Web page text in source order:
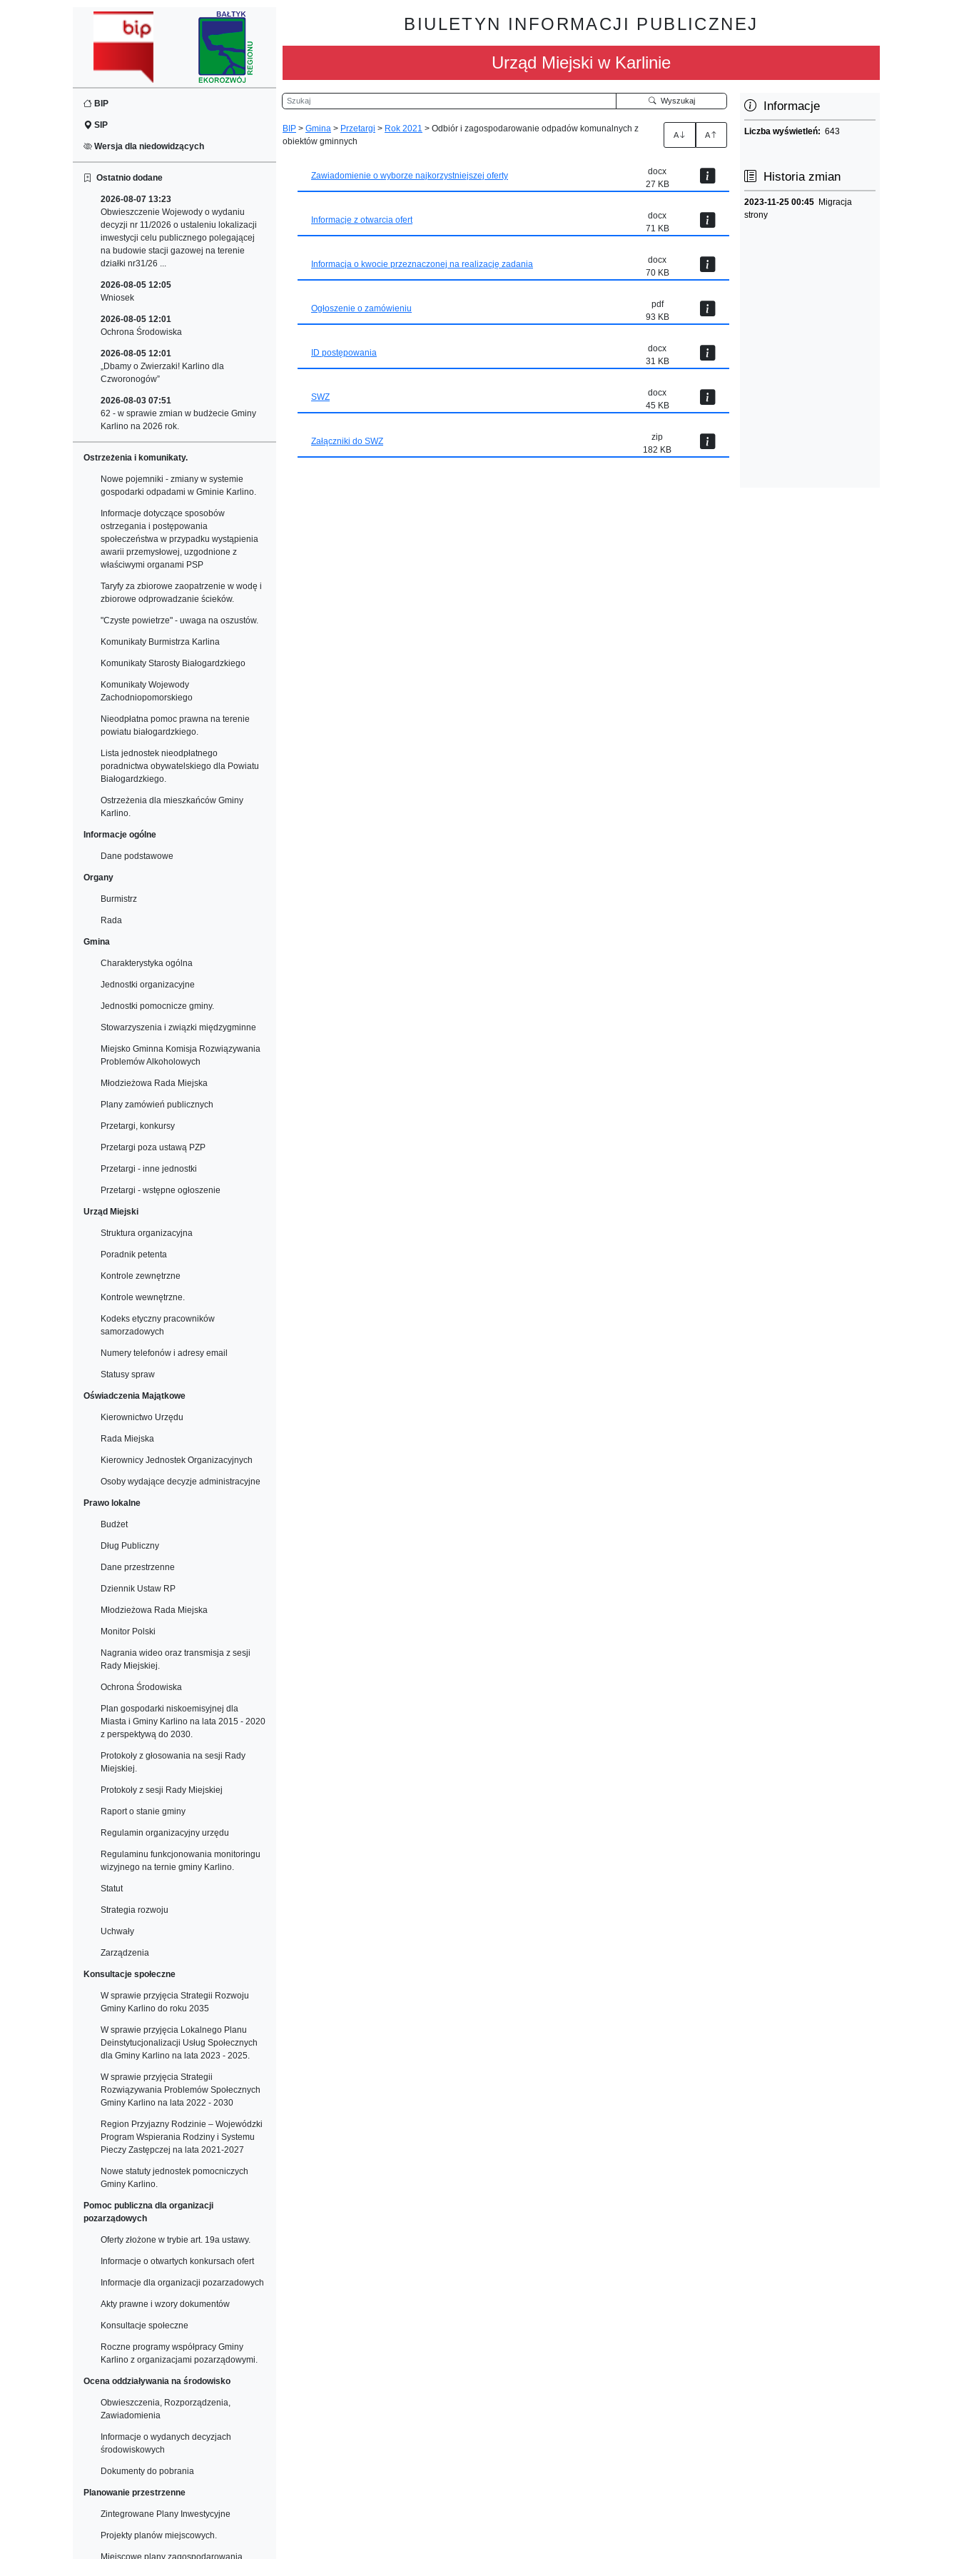
BIP
SIP
Wersja dla niedowidzących
Ostatnio dodane
2026-08-07 13:23
Obwieszczenie Wojewody o wydaniu
decyzji nr 11/2026 o ustaleniu lokalizacji
inwestycji celu publicznego polegającej
na budowie stacji gazowej na terenie
działki nr31/26 ...
2026-08-05 12:05
Wniosek
2026-08-05 12:01
Ochrona Środowiska
2026-08-05 12:01
„Dbamy o Zwierzaki! Karlino dla
Czworonogów”
2026-08-03 07:51
62 - w sprawie zmian w budżecie Gminy
Karlino na 2026 rok.
Ostrzeżenia i komunikaty.
Nowe pojemniki - zmiany w systemie
gospodarki odpadami w Gminie Karlino.
Informacje dotyczące sposobów
ostrzegania i postępowania
społeczeństwa w przypadku wystąpienia
awarii przemysłowej, uzgodnione z
właściwymi organami PSP
Taryfy za zbiorowe zaopatrzenie w wodę i
zbiorowe odprowadzanie ścieków.
"Czyste powietrze" - uwaga na oszustów.
Komunikaty Burmistrza Karlina
Komunikaty Starosty Białogardzkiego
Komunikaty Wojewody
Zachodniopomorskiego
Nieodpłatna pomoc prawna na terenie
powiatu białogardzkiego.
Lista jednostek nieodpłatnego
poradnictwa obywatelskiego dla Powiatu
Białogardzkiego.
Ostrzeżenia dla mieszkańców Gminy
Karlino.
Informacje ogólne
Dane podstawowe
Organy
Burmistrz
Rada
Gmina
Charakterystyka ogólna
Jednostki organizacyjne
Jednostki pomocnicze gminy.
Stowarzyszenia i związki międzygminne
Miejsko Gminna Komisja Rozwiązywania
Problemów Alkoholowych
Młodzieżowa Rada Miejska
Plany zamówień publicznych
Przetargi, konkursy
Przetargi poza ustawą PZP
Przetargi - inne jednostki
Przetargi - wstępne ogłoszenie
Urząd Miejski
Struktura organizacyjna
Poradnik petenta
Kontrole zewnętrzne
Kontrole wewnętrzne.
Kodeks etyczny pracowników
samorzadowych
Numery telefonów i adresy email
Statusy spraw
Oświadczenia Majątkowe
Kierownictwo Urzędu
Rada Miejska
Kierownicy Jednostek Organizacyjnych
Osoby wydające decyzje administracyjne
Prawo lokalne
Budżet
Dług Publiczny
Dane przestrzenne
Dziennik Ustaw RP
Młodzieżowa Rada Miejska
Monitor Polski
Nagrania wideo oraz transmisja z sesji
Rady Miejskiej.
Ochrona Środowiska
Plan gospodarki niskoemisyjnej dla
Miasta i Gminy Karlino na lata 2015 - 2020
z perspektywą do 2030.
Protokoły z głosowania na sesji Rady
Miejskiej.
Protokoły z sesji Rady Miejskiej
Raport o stanie gminy
Regulamin organizacyjny urzędu
Regulaminu funkcjonowania monitoringu
wizyjnego na ternie gminy Karlino.
Statut
Strategia rozwoju
Uchwały
Zarządzenia
Konsultacje społeczne
W sprawie przyjęcia Strategii Rozwoju
Gminy Karlino do roku 2035
W sprawie przyjęcia Lokalnego Planu
Deinstytucjonalizacji Usług Społecznych
dla Gminy Karlino na lata 2023 - 2025.
W sprawie przyjęcia Strategii
Rozwiązywania Problemów Społecznych
Gminy Karlino na lata 2022 - 2030
Region Przyjazny Rodzinie – Wojewódzki
Program Wspierania Rodziny i Systemu
Pieczy Zastępczej na lata 2021-2027
Nowe statuty jednostek pomocniczych
Gminy Karlino.
Pomoc publiczna dla organizacji
pozarządowych
Oferty złożone w trybie art. 19a ustawy.
Informacje o otwartych konkursach ofert
Informacje dla organizacji pozarzadowych
Akty prawne i wzory dokumentów
Konsultacje społeczne
Roczne programy współpracy Gminy
Karlino z organizacjami pozarządowymi.
Ocena oddziaływania na środowisko
Obwieszczenia, Rozporządzenia,
Zawiadomienia
Informacje o wydanych decyzjach
środowiskowych
Dokumenty do pobrania
Planowanie przestrzenne
Zintegrowane Plany Inwestycyjne
Projekty planów miejscowych.
Miejscowe plany zagospodarowania
BIULETYN INFORMACJI PUBLICZNEJ
Urząd Miejski w Karlinie
Szukaj Wyszukaj
BIP > Gmina > Przetargi > Rok 2021 > Odbiór i zagospodarowanie odpadów komunalnych z
obiektów gminnych
A A
Zawiadomienie o wyborze najkorzystniejszej oferty
docx
27 KB
Informacje z otwarcia ofert
docx
71 KB
Informacja o kwocie przeznaczonej na realizację zadania
docx
70 KB
Ogłoszenie o zamówieniu
pdf
93 KB
ID postępowania
docx
31 KB
SWZ
docx
45 KB
Załączniki do SWZ
zip
182 KB
Informacje
Liczba wyświetleń:643
Historia zmian
2023-11-25 00:45 Migracja
strony